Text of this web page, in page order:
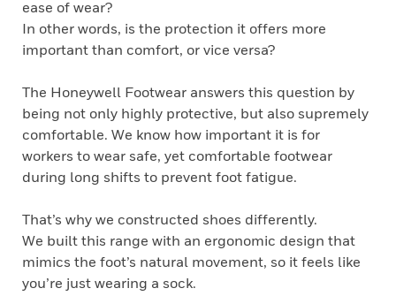
ease of wear?
In other words, is the protection it offers more
important than comfort, or vice versa?
The Honeywell Footwear answers this question by
being not only highly protective, but also supremely
comfortable. We know how important it is for
workers to wear safe, yet comfortable footwear
during long shifts to prevent foot fatigue.
That’s why we constructed shoes differently.
We built this range with an ergonomic design that
mimics the foot’s natural movement, so it feels like
you’re just wearing a sock.